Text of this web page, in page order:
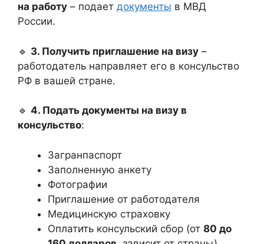
на работу – подает документы в МВД
России.
🔹 3. Получить приглашение на визу –
работодатель направляет его в консульство
РФ в вашей стране.
🔹 4. Подать документы на визу в
консульство:
Загранпаспорт
Заполненную анкету
Фотографии
Приглашение от работодателя
Медицинскую страховку
Оплатить консульский сбор (от 80 до